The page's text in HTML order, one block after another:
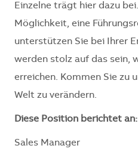
Einzelne trägt hier dazu
Möglichkeit, eine
unterstützen Sie bei Ihrer
werden stolz auf das sein,
erreichen. Kommen Sie zu
Welt zu verändern.
Diese Position berichtet an:
Sales Manager